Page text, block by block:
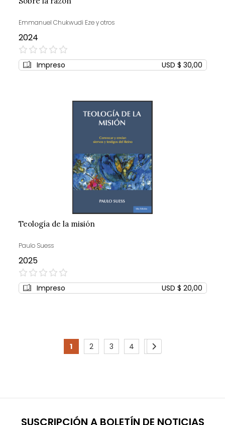
Emmanuel Chukwudi Eze y otros
2024
0%
Impreso USD $ 30,00
Teología de la misión
Paulo Suess
2025
0%
Impreso USD $ 20,00
Page
You're
page
1
Page
2
Page
3
Page
4
Page
5
Page
Siguiente
SUSCRIPCIÓN A BOLETÍN DE NOTICIAS